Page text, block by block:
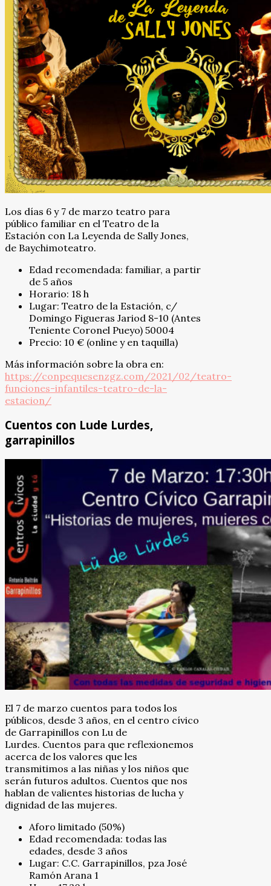
Los días 6 y 7 de marzo teatro para
público familiar en el Teatro de la
Estación con La Leyenda de Sally Jones,
de Baychimoteatro.
Edad recomendada: familiar, a partir
de 5 años
Horario: 18 h
Lugar: Teatro de la Estación, c/
Domingo Figueras Jariod 8-10 (Antes
Teniente Coronel Pueyo) 50004
Precio: 10 € (online y en taquilla)
Más información sobre la obra en:
https://conpequesenzgz.com/2021/02/teatro-
funciones-infantiles-teatro-de-la-
estacion/
Cuentos con Lude Lurdes,
garrapinillos
El 7 de marzo cuentos para todos los
públicos, desde 3 años, en el centro cívico
de Garrapinillos con Lu de
Lurdes. Cuentos para que reflexionemos
acerca de los valores que les
transmitimos a las niñas y los niños que
serán futuros adultos. Cuentos que nos
hablan de valientes historias de lucha y
dignidad de las mujeres.
Aforo limitado (50%)
Edad recomendada: todas las
edades, desde 3 años
Lugar: C.C. Garrapinillos, pza José
Ramón Arana 1